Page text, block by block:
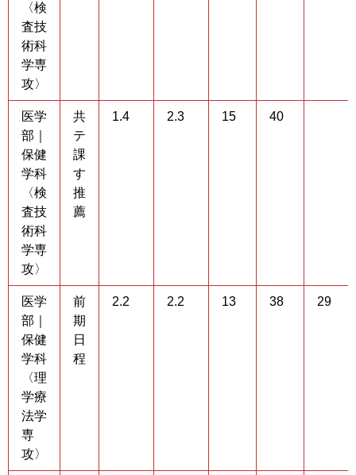
〈検
査技
術科
学専
攻〉
医学
部｜
保健
学科
〈検
査技
術科
学専
攻〉
共
テ
課
す
推
薦
1.4 2.3 15 40
医学
部｜
保健
学科
〈理
学療
法学
専
攻〉
前
期
日
程
2.2 2.2 13 38 29